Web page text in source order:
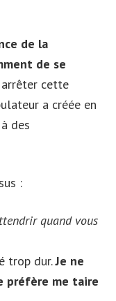
de la
de se
cette
a créée en
des
:
quand vous
trop dur.Je ne
préfère me taire